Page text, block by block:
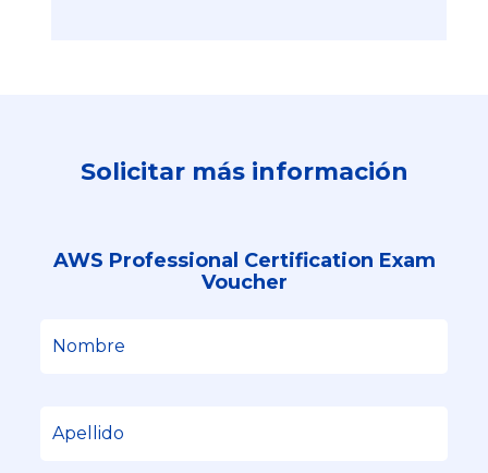
Solicitar más información
AWS Professional Certification Exam
Voucher